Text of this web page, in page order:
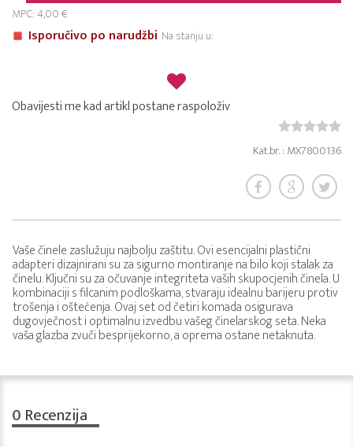
MPC: 4,00 €
Isporučivo po narudžbi Na stanju u:
Obavijesti me kad artikl postane raspoloživ
Kat.br. : MX7800136
Vaše činele zaslužuju najbolju zaštitu. Ovi esencijalni plastični
adapteri dizajnirani su za sigurno montiranje na bilo koji stalak za
činelu. Ključni su za očuvanje integriteta vaših skupocjenih činela. U
kombinaciji s filcanim podloškama, stvaraju idealnu barijeru protiv
trošenja i oštećenja. Ovaj set od četiri komada osigurava
dugovječnost i optimalnu izvedbu vašeg činelarskog seta. Neka
vaša glazba zvuči besprijekorno, a oprema ostane netaknuta.
0 Recenzija